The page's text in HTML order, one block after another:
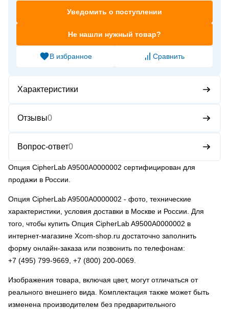
Уведомить о поступлении
Не нашли нужный товар?
В избранное Сравнить
Характеристики
Отзывы0
Вопрос-ответ0
Опция CipherLab A9500A0000002 сертифицирован для
продажи в России.
Опция CipherLab A9500A0000002 - фото, технические
характеристики, условия доставки в Москве и России. Для
того, чтобы купить Опция CipherLab A9500A0000002 в
интернет-магазине Xcom-shop.ru достаточно заполнить
форму онлайн-заказа или позвонить по телефонам:
+7 (495) 799-9669 +7 (800) 200-0069
Изображения товара, включая цвет, могут отличаться от
реального внешнего вида. Комплектация также может быть
изменена производителем без предварительного